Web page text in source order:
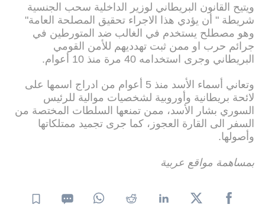
ويتيح القانون البريطاني لوزير الداخلية سحب الجنسية
شريطة " أن يؤدي هذا الاجراء تحقيق المصلحة العامة"
وهو مصطلح يستخدم في الغالب ضد المتورطين في
جرائم حرب او ممن ثبت تهدديهم للأمن القومي
البريطاني وجرى استخدامه 40 مرة منذ 10 أعوام.
وتعاني أسماء الأسد منذ 5 أعوام من ادراج اسمها على
لائحة بريطانية وأوروبية لشخصيات موالية للرئيس
السوري بشار الأسد، ممن تمنعها السلطات المختصة من
السفر الى القارة العجوز، كما جرى تجميد ممتلكاتها
وأصولها.
بمساهمة مواقع عربية